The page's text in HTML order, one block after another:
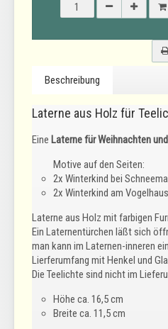
Beschreibung
Laterne aus Holz für
Eine Laterne für Weihnachten
Motive auf den Seiten:
2x Winterkind bei
2x Winterkind am Vogelhaus
Laterne aus Holz mit farbigen
Ein Laternentürchen läßt sich
man kann im Laternen-inneren
Lierferumfang mit Henkel und
Die Teelichte sind nicht im
Höhe ca. 16,5 cm
Breite ca. 11,5 cm